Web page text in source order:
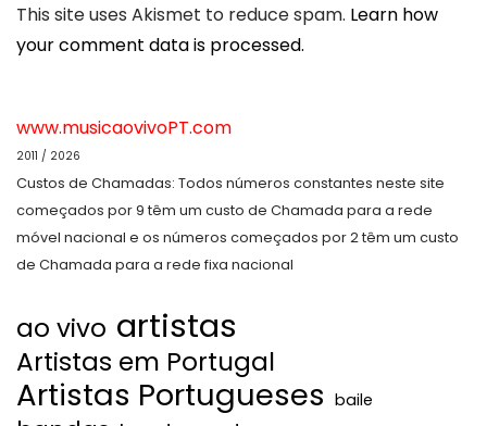
This site uses Akismet to reduce spam. Learn how
your comment data is processed.
www.musicaovivoPT.com
2011 / 2026
Custos de Chamadas: Todos números constantes neste site
começados por 9 têm um custo de Chamada para a rede
móvel nacional e os números começados por 2 têm um custo
de Chamada para a rede fixa nacional
ao vivo artistas
Artistas em Portugal
Artistas Portugueses baile